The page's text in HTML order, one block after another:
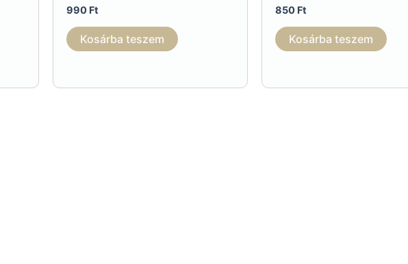
990 Ft
Kosárba teszem
850 Ft
Kosárba teszem